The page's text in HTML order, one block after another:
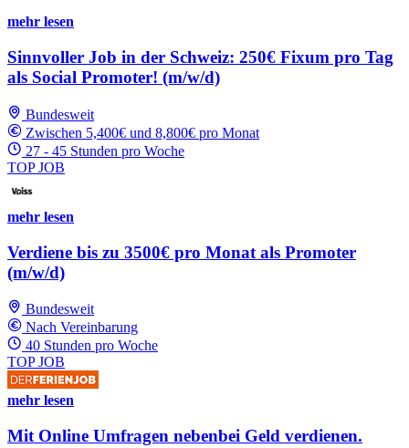
mehr lesen
Sinnvoller Job in der Schweiz: 250€ Fixum pro Tag
als Social Promoter! (m/w/d)
Bundesweit
Zwischen 5,400€ und 8,800€ pro Monat
27 - 45 Stunden pro Woche
TOP JOB
mehr lesen
Verdiene bis zu 3500€ pro Monat als Promoter
(m/w/d)
Bundesweit
Nach Vereinbarung
40 Stunden pro Woche
TOP JOB
mehr lesen
Mit Online Umfragen nebenbei Geld verdienen.